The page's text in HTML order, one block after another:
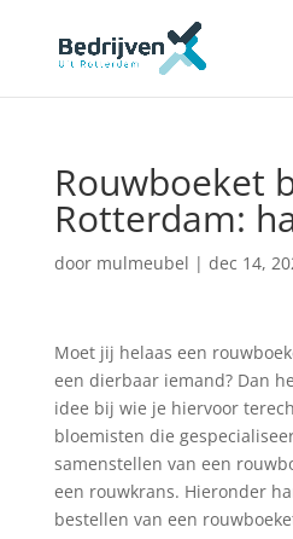
Rouwboeket
Rotterdam:
door mulmeubel | dec 14,
Moet jij helaas een
een dierbaar iemand? Dan
idee bij wie je hiervoor
bloemisten die
samenstellen van een
een rouwkrans. Hieronder
bestellen van een